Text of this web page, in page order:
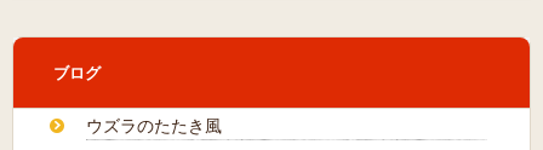
ブログ
ウズラのたたき風